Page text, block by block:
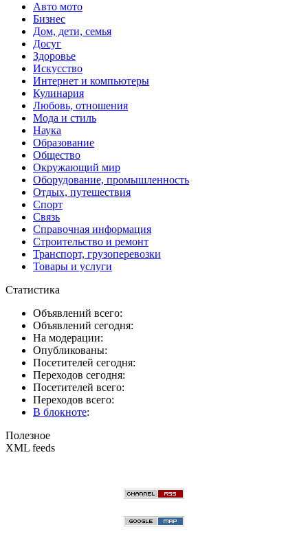
Авто мото
Бизнес
Дом, дети, семья
Досуг
Здоровье
Искусство
Интернет и компьютеры
Кулинария
Любовь, отношения
Мода и стиль
Наука
Образование
Общество
Окружающий мир
Оборудование, промышленность
Отдых, путешествия
Спорт
Связь
Справочная информация
Строительство и ремонт
Транспорт, грузоперевозки
Товары и услуги
Статистика
Объявлений всего:
Объявлений сегодня:
На модерации:
Опубликованы:
Посетителей сегодня:
Переходов сегодня:
Посетителей всего:
Переходов всего:
В блокноте:
Полезное
XML feeds